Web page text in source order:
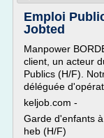
Emploi
Jobted
Manpower
client, un acteur
Publics (H/F).
déléguée
keljob.com -
Garde d'enfants
heb (H/F)